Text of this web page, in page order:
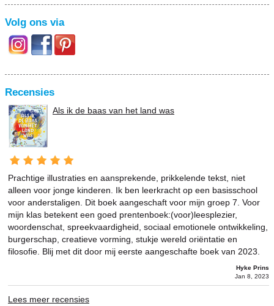
Volg ons via
Recensies
Als ik de baas van het land was
Prachtige illustraties en aansprekende, prikkelende tekst, niet
alleen voor jonge kinderen. Ik ben leerkracht op een basisschool
voor anderstaligen. Dit boek aangeschaft voor mijn groep 7. Voor
mijn klas betekent een goed prentenboek:(voor)leesplezier,
woordenschat, spreekvaardigheid, sociaal emotionele ontwikkeling,
burgerschap, creatieve vorming, stukje wereld oriëntatie en
filosofie. Blij met dit door mij eerste aangeschafte boek van 2023.
Hyke Prins
Jan 8, 2023
Lees meer recensies